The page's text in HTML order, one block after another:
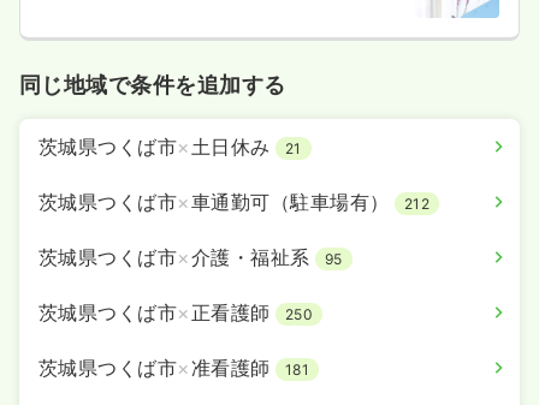
同じ地域で条件を追加する
茨城県つくば市×土日休み 21
茨城県つくば市×車通勤可（駐車場有） 212
茨城県つくば市×介護・福祉系 95
茨城県つくば市× 正看護師 250
茨城県つくば市×准看護師 181